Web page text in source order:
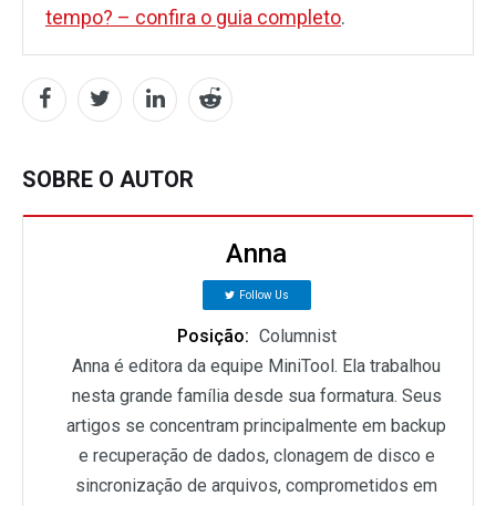
tempo? – confira o guia completo.
SOBRE O AUTOR
Anna
Follow Us
Posição: Columnist
Anna é editora da equipe MiniTool. Ela trabalhou
nesta grande família desde sua formatura. Seus
artigos se concentram principalmente em backup
e recuperação de dados, clonagem de disco e
sincronização de arquivos, comprometidos em